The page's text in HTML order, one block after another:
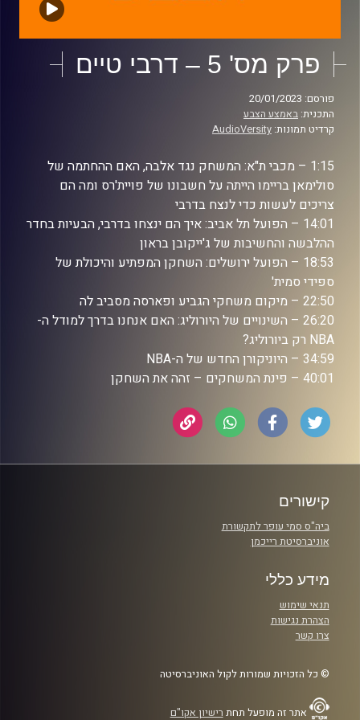
פרק מס' 5 – דרבי טיים
פורסם: 20/01/2023
התכנית: באמצע הצבע
קרדיט תמונות: AudioVersity
1:15 – מכבי ת"א: המשחק נגד אלבה, האם ההחתמה של
סולימאן בריימו הייתה על חשבונו של פויית'רס ומה הם
צריכים לעשות כדי לנצח בדרבי
14:01 – הפועל תל אביב: איך הם ינצחו בדרבי, הבעיות בחדר
ההלבשה והחשיבות של ג'ייקובן בראון
18:53 – הפועל ירושלים: השחקן המפתיע והיכולת של
ספידי סמית'
22:50 – מיקום משחקי הגביע ופארסה מסביב לה
26:20 – השינויים של היורוליג: האם אנחנו בדרך למודל ה-
NBA רק ביורוליג?
34:59 – היוניקורן החדש של ה-NBA
40:01 – פינת המשחקים – זהה את השחקן
קישורים
ביה"ס סמי עופר לתקשורת
אוניברסיטת רייכמן
מידע כללי
תנאי שימוש
הצהרת נגישות
צרו קשר
© כל הזכויות שמורות לקול האוניברסיטה
אתר זה מופעל תחת רישיון אקו"ם